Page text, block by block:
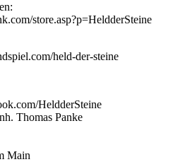
store.asp?p=HeldderSteine
held-der-steine
HeldderSteine
Thomas Panke
Main